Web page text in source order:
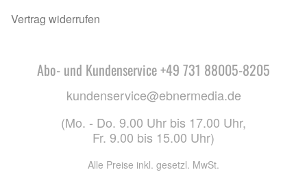
Vertrag widerrufen
Abo- und Kundenservice +49 731 88005-8205
kundenservice@ebnermedia.de
(Mo. - Do. 9.00 Uhr bis 17.00 Uhr,
Fr. 9.00 bis 15.00 Uhr)
Alle Preise inkl. gesetzl. MwSt.